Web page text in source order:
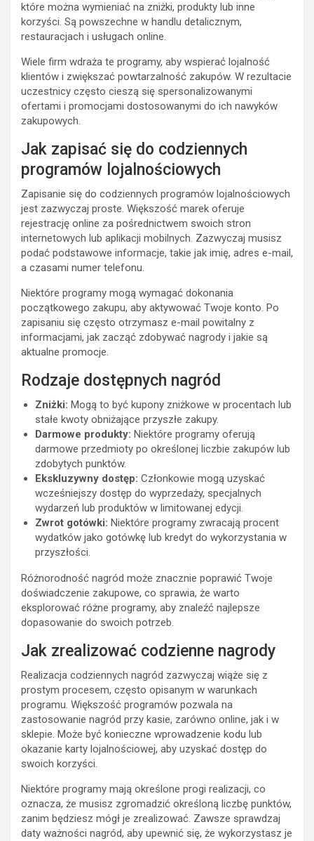
które można wymieniać na zniżki, produkty lub inne
korzyści. Są powszechne w handlu detalicznym,
restauracjach i usługach online.
Wiele firm wdraża te programy, aby wspierać lojalność
klientów i zwiększać powtarzalność zakupów. W rezultacie
uczestnicy często cieszą się spersonalizowanymi
ofertami i promocjami dostosowanymi do ich nawyków
zakupowych.
Jak zapisać się do codziennych
programów lojalnościowych
Zapisanie się do codziennych programów lojalnościowych
jest zazwyczaj proste. Większość marek oferuje
rejestrację online za pośrednictwem swoich stron
internetowych lub aplikacji mobilnych. Zazwyczaj musisz
podać podstawowe informacje, takie jak imię, adres e-mail,
a czasami numer telefonu.
Niektóre programy mogą wymagać dokonania
początkowego zakupu, aby aktywować Twoje konto. Po
zapisaniu się często otrzymasz e-mail powitalny z
informacjami, jak zacząć zdobywać nagrody i jakie są
aktualne promocje.
Rodzaje dostępnych nagród
Zniżki: Mogą to być kupony zniżkowe w procentach lub
stałe kwoty obniżające przyszłe zakupy.
Darmowe produkty: Niektóre programy oferują
darmowe przedmioty po określonej liczbie zakupów lub
zdobytych punktów.
Ekskluzywny dostęp: Członkowie mogą uzyskać
wcześniejszy dostęp do wyprzedaży, specjalnych
wydarzeń lub produktów w limitowanej edycji.
Zwrot gotówki: Niektóre programy zwracają procent
wydatków jako gotówkę lub kredyt do wykorzystania w
przyszłości.
Różnorodność nagród może znacznie poprawić Twoje
doświadczenie zakupowe, co sprawia, że warto
eksplorować różne programy, aby znaleźć najlepsze
dopasowanie do swoich potrzeb.
Jak zrealizować codzienne nagrody
Realizacja codziennych nagród zazwyczaj wiąże się z
prostym procesem, często opisanym w warunkach
programu. Większość programów pozwala na
zastosowanie nagród przy kasie, zarówno online, jak i w
sklepie. Może być konieczne wprowadzenie kodu lub
okazanie karty lojalnościowej, aby uzyskać dostęp do
swoich korzyści.
Niektóre programy mają określone progi realizacji, co
oznacza, że musisz zgromadzić określoną liczbę punktów,
zanim będziesz mógł je zrealizować. Zawsze sprawdzaj
daty ważności nagród, aby upewnić się, że wykorzystasz je